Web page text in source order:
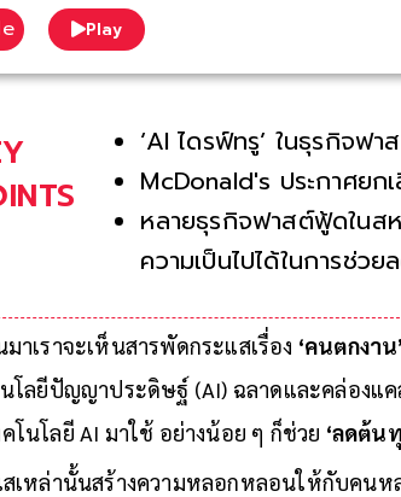
Play
‘AI ไดรฟ์ทรู’ ในธุรกิจฟ
McDonald's ประกาศย
หลายธุรกิจฟาสต์ฟู้ดในส
ความเป็นไปได้ในการช่ว
าเราจะเห็นสารพัดกระแสเรื่อง ‘คนตกงา
โลยีปัญญาประดิษฐ์ (AI) ฉลาดและคล่องแ
โนโลยี AI มาใช้ อย่างน้อย ๆ ก็ช่วย ‘ลดต้น
เหล่านั้นสร้างความหลอกหลอนให้กับคนห